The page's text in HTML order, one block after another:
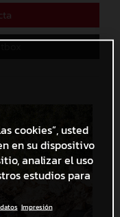
cookies”, usted
en su dispositivo
analizar el uso
estudios para
Impresión